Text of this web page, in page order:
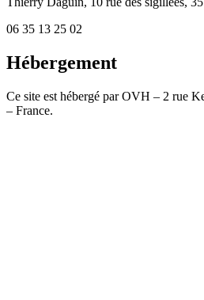
06 35 13 25 02
Hébergement
Ce site est hébergé par OVH – 2 rue
– France.